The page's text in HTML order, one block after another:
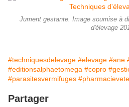
Jument gestante. Image soumise à
d'élevage
#techniquesdelevage #elevage #ane
#editionsalphaetomega #copro
#parasitesvermifuges
Partager